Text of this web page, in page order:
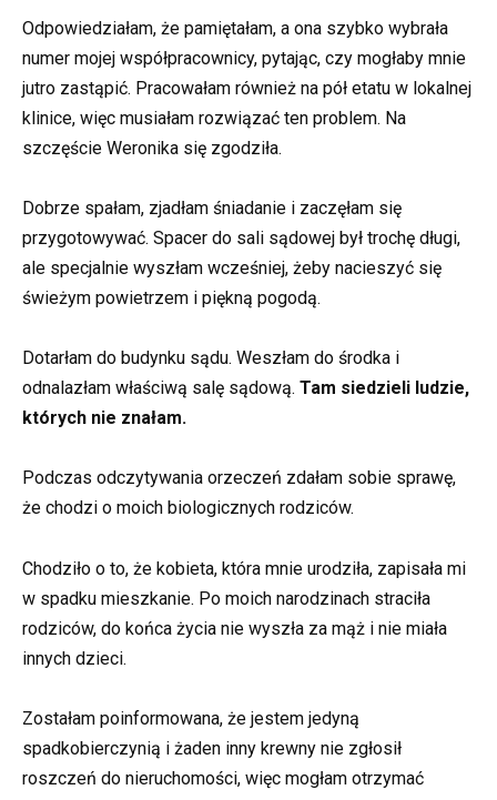
Odpowiedziałam, że pamiętałam, a ona szybko wybrała
numer mojej współpracownicy, pytając, czy mogłaby mnie
jutro zastąpić. Pracowałam również na pół etatu w lokalnej
klinice, więc musiałam rozwiązać ten problem. Na
szczęście Weronika się zgodziła.
Dobrze spałam, zjadłam śniadanie i zaczęłam się
przygotowywać. Spacer do sali sądowej był trochę długi,
ale specjalnie wyszłam wcześniej, żeby nacieszyć się
świeżym powietrzem i piękną pogodą.
Dotarłam do budynku sądu. Weszłam do środka i
odnalazłam właściwą salę sądową. Tam siedzieli ludzie,
których nie znałam.
Podczas odczytywania orzeczeń zdałam sobie sprawę,
że chodzi o moich biologicznych rodziców.
Chodziło o to, że kobieta, która mnie urodziła, zapisała mi
w spadku mieszkanie. Po moich narodzinach straciła
rodziców, do końca życia nie wyszła za mąż i nie miała
innych dzieci.
Zostałam poinformowana, że jestem jedyną
spadkobierczynią i żaden inny krewny nie zgłosił
roszczeń do nieruchomości, więc mogłam otrzymać